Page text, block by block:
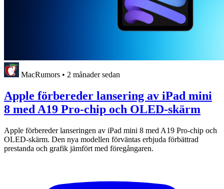
MacRumors • 2 månader sedan
Apple förbereder lansering av iPad mini
8 med A19 Pro-chip och OLED-skärm
Apple förbereder lanseringen av iPad mini 8 med A19 Pro-chip och
OLED-skärm. Den nya modellen förväntas erbjuda förbättrad
prestanda och grafik jämfört med föregångaren.